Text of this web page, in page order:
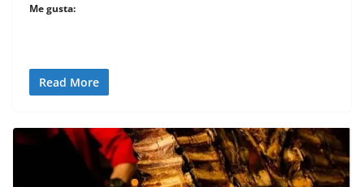
Me gusta:
Read More